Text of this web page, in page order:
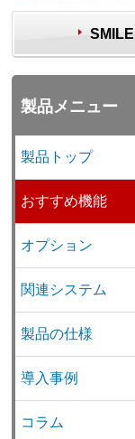
製品メニュー
製品トップ
おすすめ機能
オプション
関連システム
製品の仕様
導入事例
コラム